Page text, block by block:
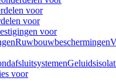
voor
voor
voor
Ruwbouwbeschermingen
voor